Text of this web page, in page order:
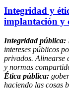
Integridad y
implantación y
Integridad pública:
intereses públicos
privados. Alinearse
y normas
Ética pública:
haciendo las cosas